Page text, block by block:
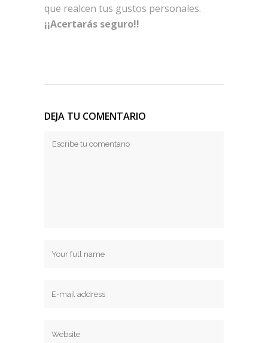
que realcen tus gustos personales.
¡¡Acertarás seguro!!
DEJA TU COMENTARIO